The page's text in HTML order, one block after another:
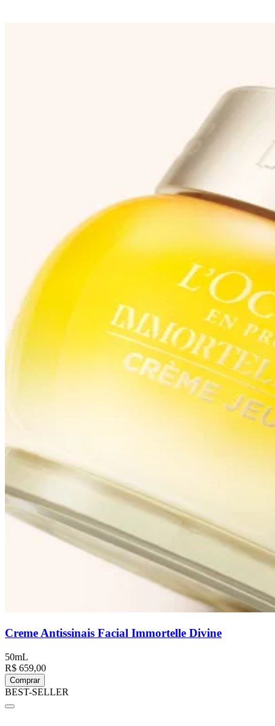
Creme Antissinais Facial Immortelle Divine
50mL
R$ 659,00
Comprar
BEST-SELLER